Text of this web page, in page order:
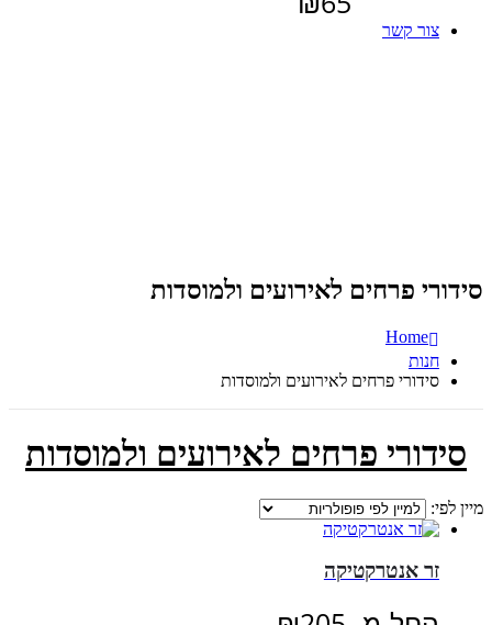
צור קשר
סידורי פרחים לאירועים ולמוסדות
Home
חנות
סידורי פרחים לאירועים ולמוסדות
סידורי פרחים לאירועים ולמוסדות
מיין לפי:
זר אנטרקטיקה